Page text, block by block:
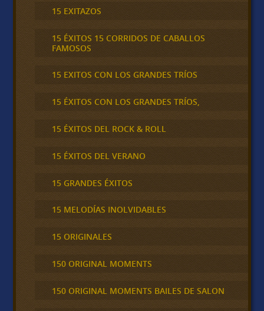
15 EXITAZOS
15 ÉXITOS 15 CORRIDOS DE CABALLOS
FAMOSOS
15 EXITOS CON LOS GRANDES TRÍOS
15 ÉXITOS CON LOS GRANDES TRÍOS,
15 ÉXITOS DEL ROCK & ROLL
15 ÉXITOS DEL VERANO
15 GRANDES ÉXITOS
15 MELODÍAS INOLVIDABLES
15 ORIGINALES
150 ORIGINAL MOMENTS
150 ORIGINAL MOMENTS BAILES DE SALON